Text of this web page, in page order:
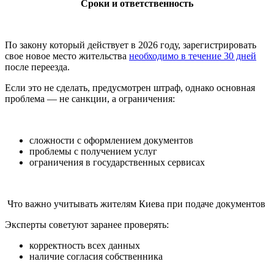
Сроки и ответственность
По закону который действует в 2026 году, зарегистрировать
свое новое место жительства необходимо в течение 30 дней
после переезда.
Если это не сделать, предусмотрен штраф, однако основная
проблема — не санкции, а ограничения:
сложности с оформлением документов
проблемы с получением услуг
ограничения в государственных сервисах
Что важно учитывать жителям Киева при подаче документов
Эксперты советуют заранее проверять:
корректность всех данных
наличие согласия собственника